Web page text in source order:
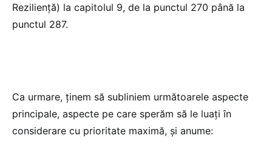
Reziliență) la capitolul 9, de la punctul 270 până la
punctul 287.
Ca urmare, ținem să subliniem următoarele aspecte
principale, aspecte pe care sperăm să le luați în
considerare cu prioritate maximă, și anume: